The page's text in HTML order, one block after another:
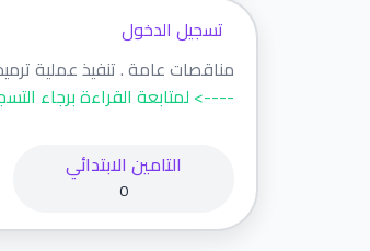
تسجيل الدخول
مناقصات عامة . تنفيذ عملية
----> لمتابعة القراءة برجاء
التامين الابتدائي
0